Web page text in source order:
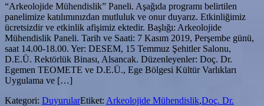
“Arkeolojide Mühendislik” Paneli. Aşağıda programı belirtilen
panelimize katılımınızdan mutluluk ve onur duyarız. Etkinliğimiz
ücretsizdir ve etkinlik afişimiz ektedir. Başlığı: Arkeolojide
Mühendislik Paneli. Tarih ve Saati: 7 Kasım 2019, Perşembe günü,
saat 14.00-18.00. Yer: DESEM, 15 Temmuz Şehitler Salonu,
D.E.Ü. Rektörlük Binası, Alsancak. Düzenleyenler: Doç. Dr.
Egemen TEOMETE ve D.E.Ü., Ege Bölgesi Kültür Varlıkları
Uygulama ve […]
Kategori: DuyurularEtiket: Arkeolojide Mühendislik,Doç. Dr.